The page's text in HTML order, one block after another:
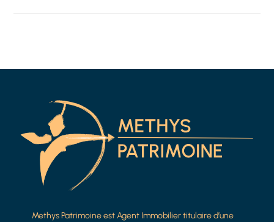
Methys Patrimoine est Agent Immobilier titulaire d’une